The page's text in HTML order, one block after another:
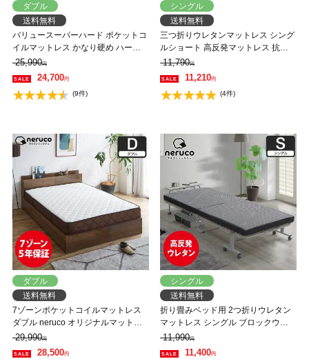
ダブル
送料無料
バリュースーパーハード ポケットコ
イルマットレス かなり硬め ハード
マットレス ダブル 3Dメッシュ
neruco オリジナルマットレス マッ
トレス ベットマット ポケットコイ
ル マット 帝人マイティトップ 抗菌
25,990円
24,700円
(9件)
シングル
送料無料
三つ折りウレタンマットレス シング
ルショート 高反発マットレス 抗菌
防臭 抗菌防臭 洗える カバー 8cm メ
ッシュ おすすめ
11,790円
11,210円
(4件)
ダブル
送料無料
7ゾーンポケットコイルマットレス
ダブル neruco オリジナルマットレ
ス マットレス ベットマット ポケッ
トコイル マット 抗菌防臭 両面仕様
29,990円
28,500円
シングル
送料無料
折り畳みベッド用 2つ折りウレタン
マットレス シングル ブロックウレ
タン 高反発マットレス かため 8cm
折りたたみマットレス 8cm厚
11,990円
11,400円